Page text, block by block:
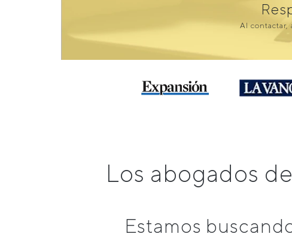
Al contactar,
Los abogados
Estamos